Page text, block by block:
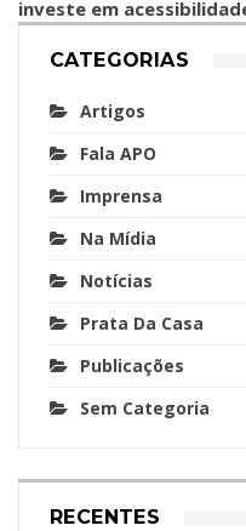
investe em
CATEGORIAS
Artigos
Fala APO
Imprensa
Na Mídia
Notícias
Prata Da Casa
Publicações
Sem Categoria
RECENTES